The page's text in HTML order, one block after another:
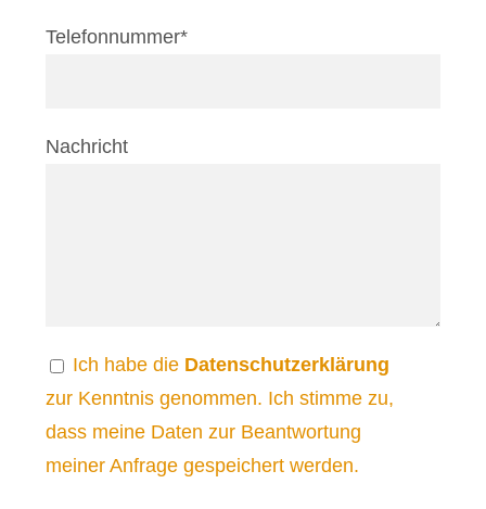
Telefonnummer*
Nachricht
Ich habe die Datenschutzerklärung
zur Kenntnis genommen. Ich stimme zu,
dass meine Daten zur Beantwortung
meiner Anfrage gespeichert werden.